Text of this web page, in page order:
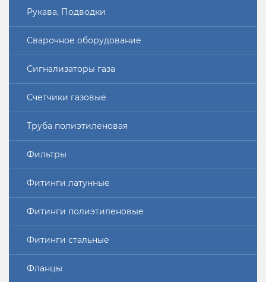
Рукава, Подводки
Сварочное оборудование
Сигнализаторы газа
Счетчики газовые
Труба полиэтиленовая
Фильтры
Фитинги латунные
Фитинги полиэтиленовые
Фитинги стальные
Фланцы